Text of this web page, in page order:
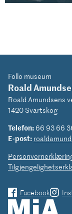
Follo museum
Roald
Roald Amundsens
1420 Svartskog
Telefon: 66 93 66
E-post:
Facebook